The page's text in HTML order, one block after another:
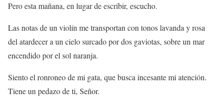
Pero esta mañana, en lugar de escribir, escucho.
Las notas de un violín me transportan con tonos lavanda y rosa
del atardecer a un cielo surcado por dos gaviotas, sobre un mar
encendido por el sol naranja.
Siento el ronroneo de mi gata, que busca incesante mi atención.
Tiene un pedazo de ti, Señor.